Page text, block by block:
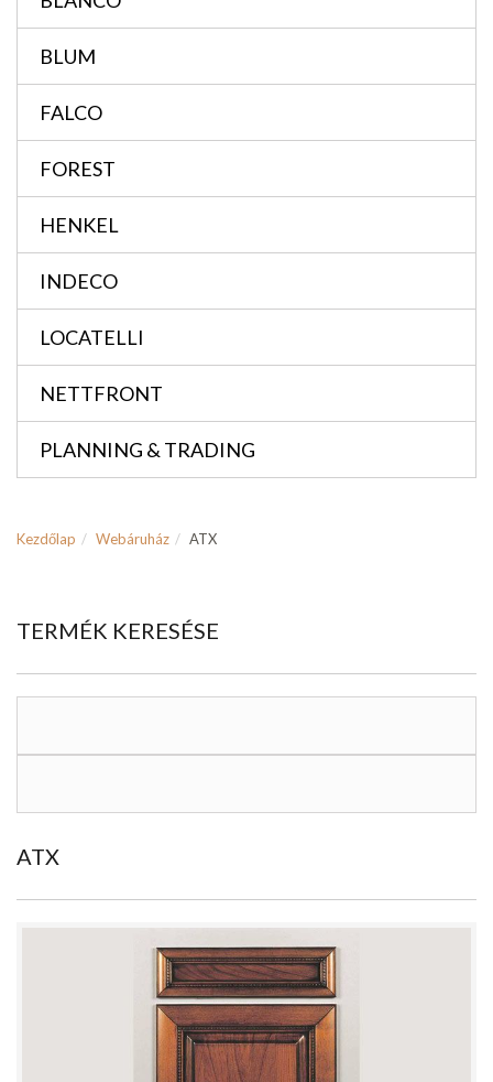
BLUM
FALCO
FOREST
HENKEL
INDECO
LOCATELLI
NETTFRONT
PLANNING & TRADING
Kezdőlap Webáruház ATX
TERMÉK KERESÉSE
ATX